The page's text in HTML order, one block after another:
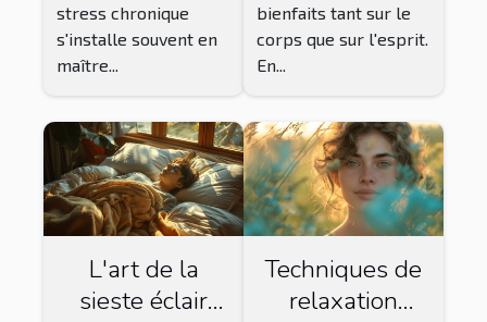
stress chronique
s'installe souvent en
maître...
journée
bienfaits tant sur le
corps que sur l'esprit.
En...
L'art de la
sieste éclair
Techniques de
relaxation